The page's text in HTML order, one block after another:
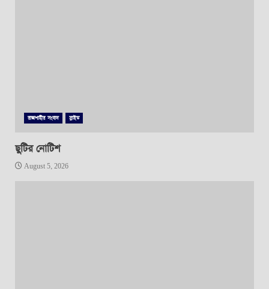
রাজশাহীর সংবাদ স্লাইড
ছুটির নোটিশ
August 5, 2026